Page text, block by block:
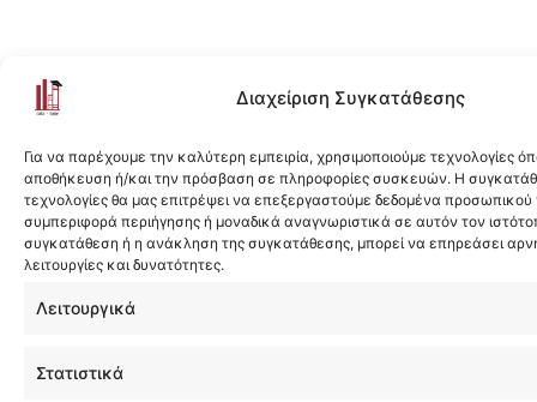
Διαχείριση Συγκατάθεσης
Για να παρέχουμε την καλύτερη εμπειρία, χρησιμοποιούμε τεχνολογίες
αποθήκευση ή/και την πρόσβαση σε πληροφορίες συσκευών. Η
τεχνολογίες θα μας επιτρέψει να επεξεργαστούμε δεδομένα
συμπεριφορά περιήγησης ή μοναδικά αναγνωριστικά σε αυτόν τον
συγκατάθεση ή η ανάκληση της συγκατάθεσης, μπορεί να επηρεάσει
λειτουργίες και δυνατότητες.
Λειτουργικά
Στατιστικά